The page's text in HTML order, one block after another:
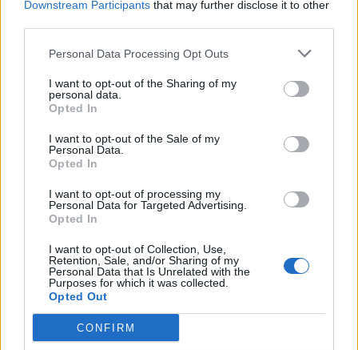
Downstream Participants that may further disclose it to other
Personal Data Processing Opt Outs
I want to opt-out of the Sharing of my
personal data.
Opted In
I want to opt-out of the Sale of my
Personal Data.
Opted In
I want to opt-out of processing my
Personal Data for Targeted Advertising.
Opted In
I want to opt-out of Collection, Use,
Retention, Sale, and/or Sharing of my
Personal Data that Is Unrelated with the
Purposes for which it was collected.
Opted Out
CONFIRM
Γεωργιάδης για τη ζημιά στα νέα ΤΕΠ του
Νοσοκομείου Κορίνθου: «Δεν έπεσε η ψευδοροφή,
την ξήλωσαν»